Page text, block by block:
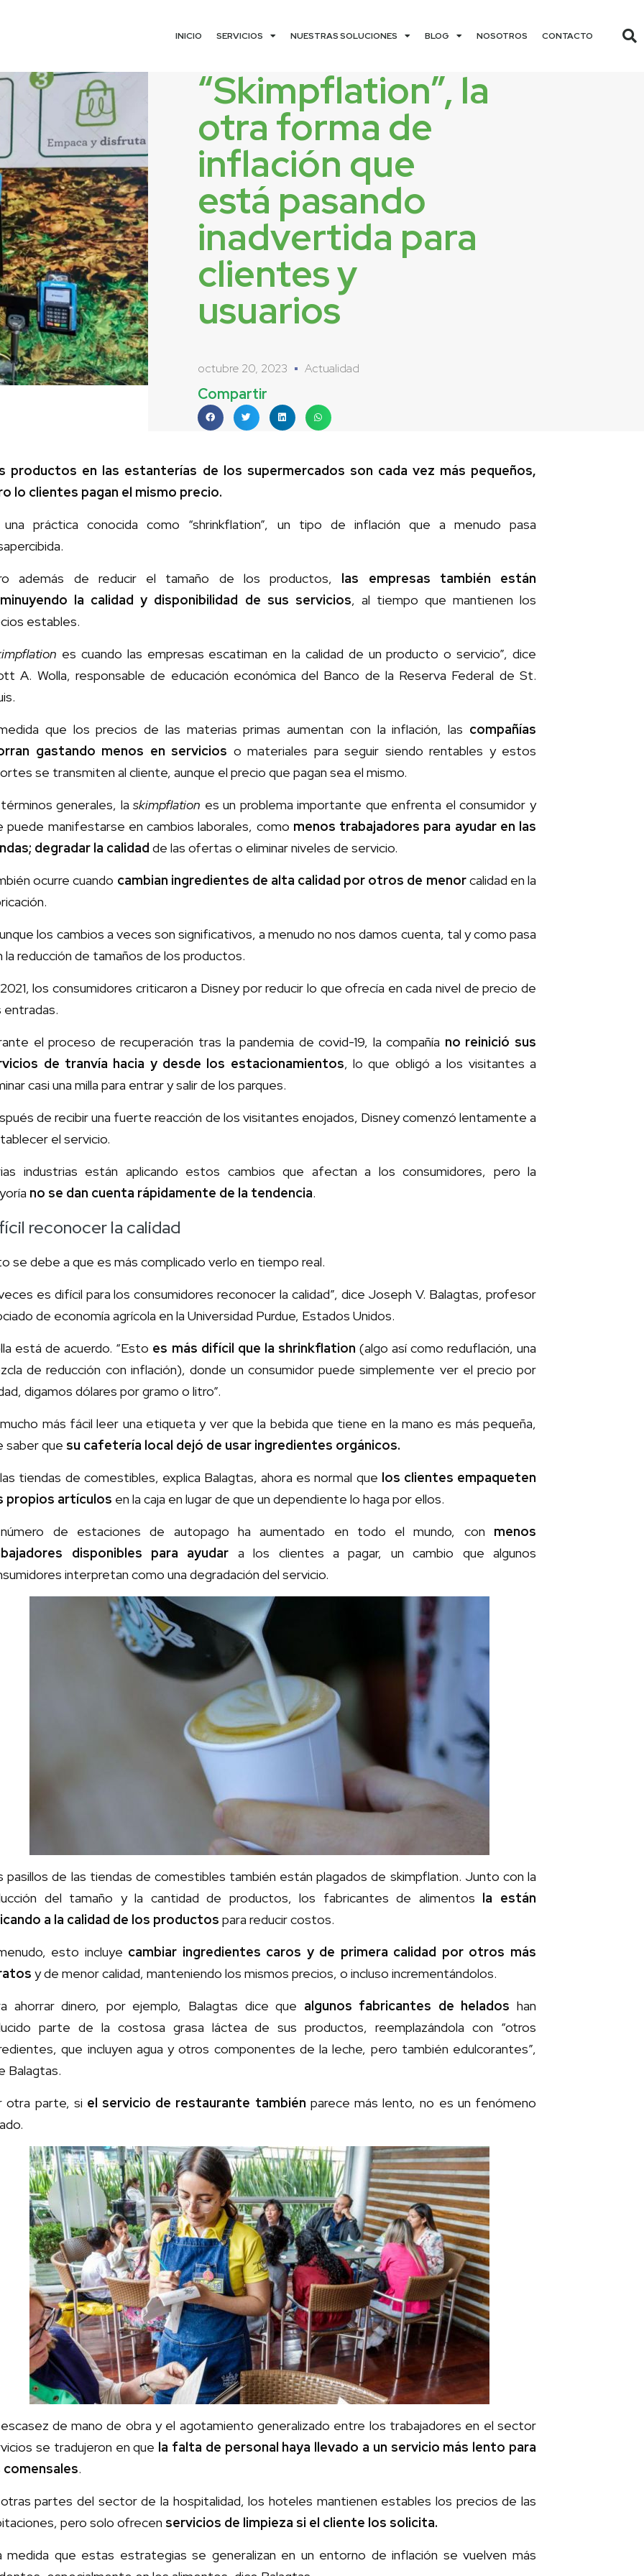
INICIO SERVICIOS NUESTRAS SOLUCIONES BLOG NOSOTROS CONTACTO
“Skimpflation”, la
otra forma de
inflación que
está pasando
inadvertida para
clientes y
usuarios
octubre 20, 2023 Actualidad
Compartir
productos en las estanterías de los supermercados son cada vez más pequeños,
lo clientes pagan el mismo precio.
una práctica conocida como “shrinkflation”, un tipo de inflación que a menudo pasa
además de reducir el tamaño de los productos, las empresas también están
la calidad y disponibilidad de sus servicios, al tiempo que mantienen los
estables.
es cuando las empresas escatiman en la calidad de un producto o servicio”, dice
A. Wolla, responsable de educación económica del Banco de la Reserva Federal de St.
que los precios de las materias primas aumentan con la inflación, las compañías
gastando menos en servicios o materiales para seguir siendo rentables y estos
se transmiten al cliente, aunque el precio que pagan sea el mismo.
generales, laskimpflation es un problema importante que enfrenta el consumidor y
puede manifestarse en cambios laborales, como menos trabajadores para ayudar en las
degradar la calidad de las ofertas o eliminar niveles de servicio.
ocurre cuando cambian ingredientes de alta calidad por otros de menorcalidad en la
los cambios a veces son significativos, a menudo no nos damos cuenta, tal y como pasa
la reducción de tamaños de los productos.
los consumidores criticaron a Disney por reducir lo que ofrecía en cada nivel de precio de
entradas.
el proceso de recuperación tras la pandemia de covid-19, la compañía no reinició sus
de tranvía hacia y desde los estacionamientos, lo que obligó a los visitantes a
casi una milla para entrar y salir de los parques.
de recibir una fuerte reacción de los visitantes enojados, Disney comenzó lentamente a
el servicio.
industrias están aplicando estos cambios que afectan a los consumidores, pero la
no se dan cuenta rápidamente de la tendencia.
reconocer la calidad
se debe a que es más complicado verlo en tiempo real.
es difícil para los consumidores reconocer la calidad”, dice Joseph V. Balagtas, profesor
de economía agrícola en la Universidad Purdue, Estados Unidos.
está de acuerdo. “Esto es más difícil que la shrinkflation (algo así como reduflación, una
de reducción con inflación), donde un consumidor puede simplemente ver el precio por
digamos dólares por gramo o litro”.
más fácil leer una etiqueta y ver que la bebida que tiene en la mano es más pequeña,
saber que su cafetería local dejó de usar ingredientes orgánicos.
tiendas de comestibles, explica Balagtas, ahora es normal que los clientes empaqueten
propios artículos en la caja en lugar de que un dependiente lo haga por ellos.
de estaciones de autopago ha aumentado en todo el mundo, con menos
disponibles para ayudar a los clientes a pagar, un cambio que algunos
interpretan como una degradación del servicio.
pasillos de las tiendas de comestibles también están plagados de skimpflation. Junto con la
del tamaño y la cantidad de productos, los fabricantes de alimentos la están
a la calidad de los productos para reducir costos.
esto incluye cambiar ingredientes caros y de primera calidad por otros más
y de menor calidad, manteniendo los mismos precios, o incluso incrementándolos.
ahorrar dinero, por ejemplo, Balagtas dice que algunos fabricantes de helados han
parte de la costosa grasa láctea de sus productos, reemplazándola con “otros
que incluyen agua y otros componentes de la leche, pero también edulcorantes”,
Balagtas.
otra parte, si el servicio de restaurante también parece más lento, no es un fenómeno
de mano de obra y el agotamiento generalizado entre los trabajadores en el sector
se tradujeron en que la falta de personal haya llevado a un servicio más lento para
comensales.
partes del sector de la hospitalidad, los hoteles mantienen estables los precios de las
pero solo ofrecen servicios de limpieza si el cliente los solicita.
medida que estas estrategias se generalizan en un entorno de inflación se vuelven más